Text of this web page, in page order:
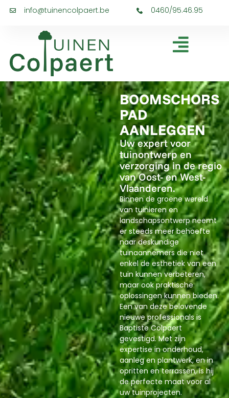
info@tuinencolpaert.be 0460/95.46.95
BOOMSCHORS
PAD
AANLEGGEN
Uw expert voor
tuinontwerp en
verzorging in de regio
van Oost- en West-
Vlaanderen.
Binnen de groene wereld
van tuinieren en
landschapsontwerp neemt
er steeds meer behoefte
naar deskundige
tuinaannemers die niet
enkel de esthetiek van een
tuin kunnen verbeteren,
maar ook praktische
oplossingen kunnen bieden.
Een van deze belovende
nieuwe professionals is
Baptiste Colpaert
gevestigd. Met zijn
expertise in onderhoud,
aanleg en plantwerk, en in
opritten en terrassen, is hij
de perfecte maat voor al
uw tuinprojecten.